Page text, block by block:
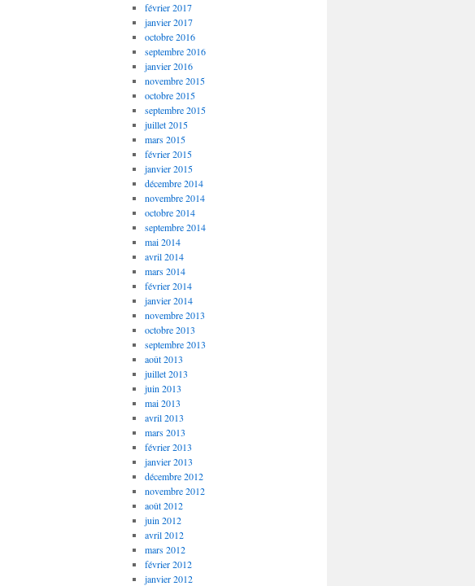
février 2017
janvier 2017
octobre 2016
septembre 2016
janvier 2016
novembre 2015
octobre 2015
septembre 2015
juillet 2015
mars 2015
février 2015
janvier 2015
décembre 2014
novembre 2014
octobre 2014
septembre 2014
mai 2014
avril 2014
mars 2014
février 2014
janvier 2014
novembre 2013
octobre 2013
septembre 2013
août 2013
juillet 2013
juin 2013
mai 2013
avril 2013
mars 2013
février 2013
janvier 2013
décembre 2012
novembre 2012
août 2012
juin 2012
avril 2012
mars 2012
février 2012
janvier 2012